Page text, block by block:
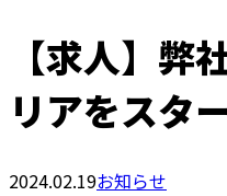
【求人】弊
リアをスタ
2024.02.19お知らせ